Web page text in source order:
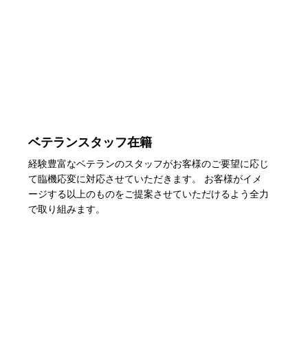
ベテランスタッフ在籍
経験豊富なベテランのスタッフがお客様のご要望に応じ
て臨機応変に対応させていただきます。 お客様がイメ
ージする以上のものをご提案させていただけるよう全力
で取り組みます。